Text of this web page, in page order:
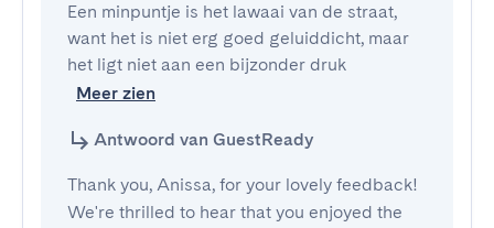
Een minpuntje is het lawaai van de straat,
want het is niet erg goed geluiddicht, maar
het ligt niet aan een bijzonder druk
Meer zien
Antwoord van GuestReady
Thank you, Anissa, for your lovely feedback!
We're thrilled to hear that you enjoyed the